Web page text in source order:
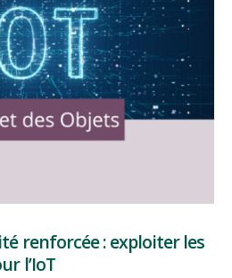
renforcée : exploiter les
l’IoT